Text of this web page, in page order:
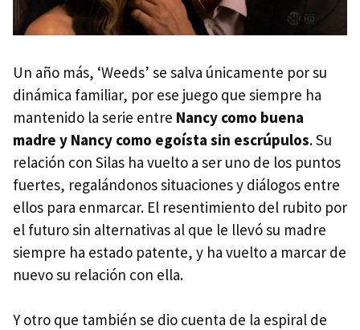
Un año más, ‘Weeds’ se salva únicamente por su
dinámica familiar, por ese juego que siempre ha
mantenido la serie entre Nancy como buena
madre y Nancy como egoísta sin escrúpulos. Su
relación con Silas ha vuelto a ser uno de los puntos
fuertes, regalándonos situaciones y diálogos entre
ellos para enmarcar. El resentimiento del rubito por
el futuro sin alternativas al que le llevó su madre
siempre ha estado patente, y ha vuelto a marcar de
nuevo su relación con ella.
Y otro que también se dio cuenta de la espiral de